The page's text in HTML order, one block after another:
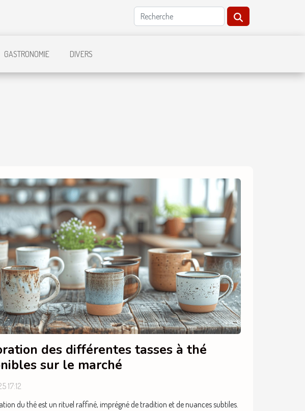
GASTRONOMIE DIVERS
des différentes tasses à thé
sur le marché
17:12
du thé est un rituel raffiné, imprégné de tradition et de nuances subtiles.